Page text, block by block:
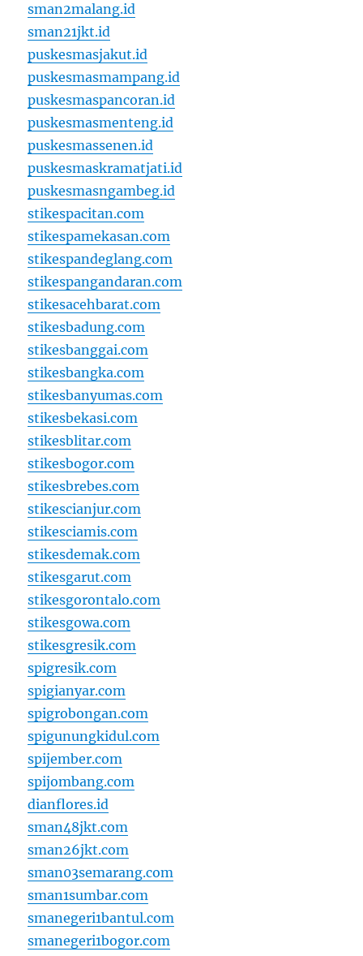
sman2malang.id
sman21jkt.id
puskesmasjakut.id
puskesmasmampang.id
puskesmaspancoran.id
puskesmasmenteng.id
puskesmassenen.id
puskesmaskramatjati.id
puskesmasngambeg.id
stikespacitan.com
stikespamekasan.com
stikespandeglang.com
stikespangandaran.com
stikesacehbarat.com
stikesbadung.com
stikesbanggai.com
stikesbangka.com
stikesbanyumas.com
stikesbekasi.com
stikesblitar.com
stikesbogor.com
stikesbrebes.com
stikescianjur.com
stikesciamis.com
stikesdemak.com
stikesgarut.com
stikesgorontalo.com
stikesgowa.com
stikesgresik.com
spigresik.com
spigianyar.com
spigrobongan.com
spigunungkidul.com
spijember.com
spijombang.com
dianflores.id
sman48jkt.com
sman26jkt.com
sman03semarang.com
sman1sumbar.com
smanegeri1bantul.com
smanegeri1bogor.com